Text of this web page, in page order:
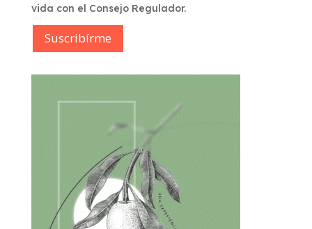
vida con el Consejo Regulador.
Suscribírme